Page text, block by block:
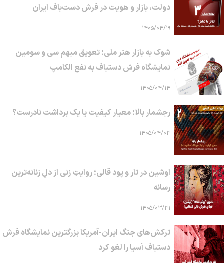
دولت، بازار و هویت در فرش دست‌باف ایران
۱۴۰۵/۰۴/۱۹
شوک به بازار هنر ملی؛ تعویق مبهم سی و سومین
نمایشگاه فرش دستباف به نفع الکامپ
۱۴۰۵/۰۴/۱۴
رجشمار بالا؛ معیار کیفیت یا یک برداشت نادرست؟
۱۴۰۵/۰۴/۰۳
اوشین در تار و پود قالی؛ روایتِ زنی از دلِ زنانه‌ترین
رسانه
۱۴۰۵/۰۳/۳۱
ترکش‌های جنگ ایران-آمریکا بزرگترین نمایشگاه فرش
دستباف آسیا را لغو کرد